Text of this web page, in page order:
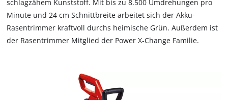
schlagzähem Kunststoff. Mit bis zu 8.500 Umdrehungen pro
Minute und 24 cm Schnittbreite arbeitet sich der Akku-
Rasentrimmer kraftvoll durchs heimische Grün. Außerdem ist
der Rasentrimmer Mitglied der Power X-Change Familie.